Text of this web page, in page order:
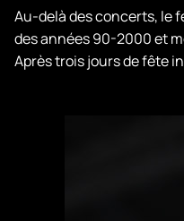
Au-delà des concerts, le
des années 90-2000 et
Après trois jours de fête